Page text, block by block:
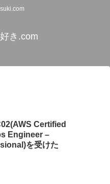
き.com
Certified
Engineer –
を受けた